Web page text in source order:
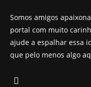
Somos amigos
portal com muito
ajude a espalhar essa
que pelo menos algo